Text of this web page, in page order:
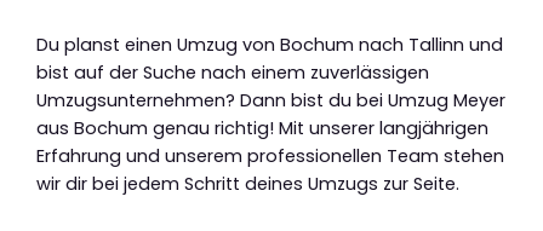
Du planst einen Umzug von Bochum nach Tallinn und
bist auf der Suche nach einem zuverlässigen
Umzugsunternehmen? Dann bist du bei Umzug Meyer
aus Bochum genau richtig! Mit unserer langjährigen
Erfahrung und unserem professionellen Team stehen
wir dir bei jedem Schritt deines Umzugs zur Seite.